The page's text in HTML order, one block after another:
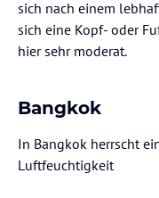
sich nach einem
sich eine Kopf- oder
hier sehr moderat.
Bangkok
In Bangkok herrscht
Luftfeuchtigkeit